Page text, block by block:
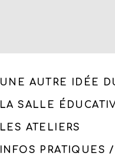
UNE AUTRE IDÉE
LA SALLE
LES ATELIERS
INFOS PRATIQUES